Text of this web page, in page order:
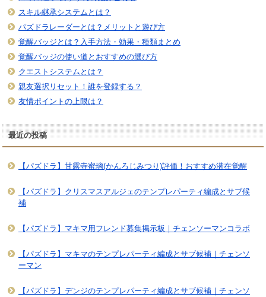
スキル継承システムとは？
パズドラレーダーとは？メリットと遊び方
覚醒バッジとは？入手方法・効果・種類まとめ
覚醒バッジの使い道とおすすめの選び方
クエストシステムとは？
親友選択リセット！誰を登録する？
友情ポイントの上限は？
最近の投稿
【パズドラ】甘露寺蜜璃(かんろじみつり)評価！おすすめ潜在覚醒
【パズドラ】クリスマスアルジェのテンプレパーティ編成とサブ候
補
【パズドラ】マキマ用フレンド募集掲示板｜チェンソーマンコラボ
【パズドラ】マキマのテンプレパーティ編成とサブ候補｜チェンソ
ーマン
【パズドラ】デンジのテンプレパーティ編成とサブ候補｜チェンソ